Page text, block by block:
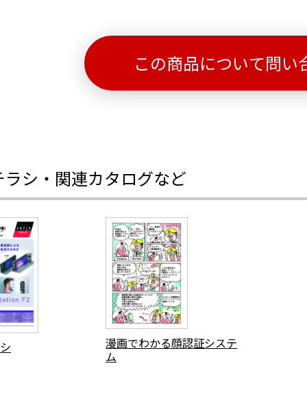
この商品について問い
シ・関連カタログなど
漫画でわかる顔認証システ
ム